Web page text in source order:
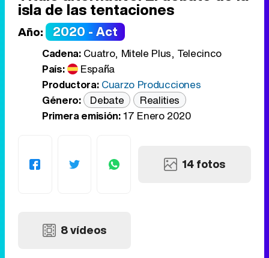
isla de las tentaciones
Año: 2020 - Act
Cadena:Cuatro, Mitele Plus, Telecinco
País:
España
Productora: Cuarzo Producciones
Género:
Debate
Realities
Primera emisión:17 Enero 2020
14 fotos
8 vídeos